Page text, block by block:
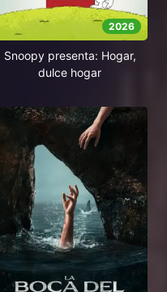
2026
Snoopy presenta: Hogar,
dulce hogar